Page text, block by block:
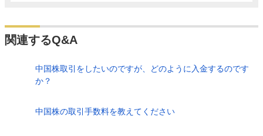
関連するQ&A
中国株取引をしたいのですが、どのように入金するのです
か？
中国株の取引手数料を教えてください